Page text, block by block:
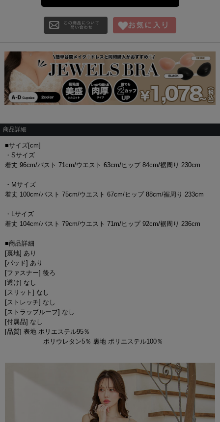
商品詳細
■サイズ[cm]
・Sサイズ
着丈 96cm/バスト 71cm/ウエスト 63cm/ヒップ 84cm/裾周り 230cm
・Mサイズ
着丈 100cm/バスト 75cm/ウエスト 67cm/ヒップ 88cm/裾周り 233cm
・Lサイズ
着丈 104cm/バスト 79cm/ウエスト 71m/ヒップ 92cm/裾周り 236cm
■商品詳細
[裏地] あり
[パッド] あり
[ファスナー] 後ろ
[透け] なし
[スリット] なし
[ストレッチ] なし
[ストラップループ] なし
[付属品] なし
[品質] 表地 ポリエステル95％
ポリウレタン5％ 裏地 ポリエステル100％